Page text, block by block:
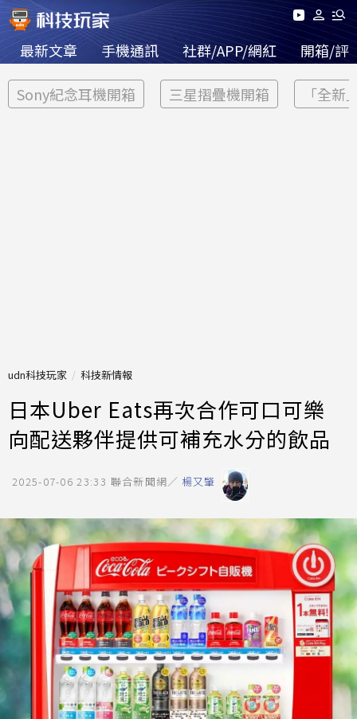
最新文章 手機通訊 社群/APP/網紅 開箱/評
Sony紀念耳機開箱 三星摺疊機開箱 「全新
udn科技玩家 科技新情報
日本Uber Eats再次合作可口可樂
向配送夥伴提供可補充水分的飲品
2025-07-06 23:33 聯合新聞網／ 楊又肇